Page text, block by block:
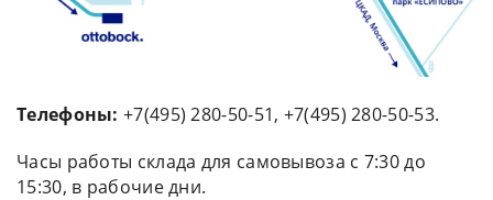
Телефоны: +7(495) 280-50-51, +7(495) 280-50-53.
Часы работы склада для самовывоза с 7:30 до
15:30, в рабочие дни.